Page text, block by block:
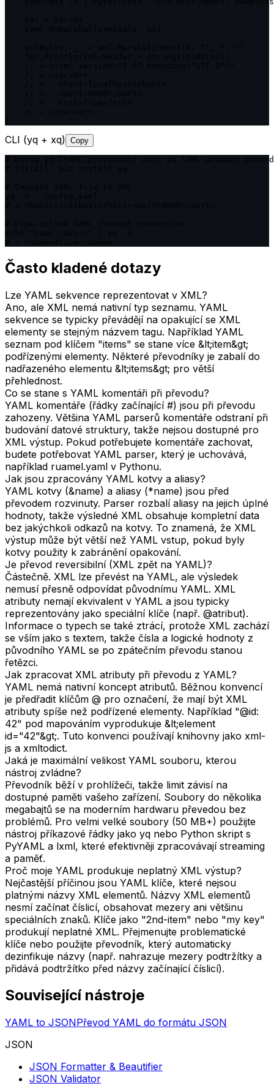
CLI (yq + xq) Copy
# Using yq (YAML processor) with xq (XML wrapper
Často kladené dotazy
Lze YAML sekvence reprezentovat v XML?
Ano, ale XML nemá nativní typ seznamu. YAML
sekvence se typicky převádějí na opakující se XML
elementy se stejným názvem tagu. Například YAML
seznam pod klíčem "items" se stane více &lt;item&gt;
podřízenými elementy. Některé převodníky je zabalí do
nadřazeného elementu &lt;items&gt; pro větší
přehlednost.
Co se stane s YAML komentáři při převodu?
YAML komentáře (řádky začínající #) jsou při převodu
zahozeny. Většina YAML parserů komentáře odstraní při
budování datové struktury, takže nejsou dostupné pro
XML výstup. Pokud potřebujete komentáře zachovat,
budete potřebovat YAML parser, který je uchovává,
například ruamel.yaml v Pythonu.
Jak jsou zpracovány YAML kotvy a aliasy?
YAML kotvy (&name) a aliasy (*name) jsou před
převodem rozvinuty. Parser rozbalí aliasy na jejich úplné
hodnoty, takže výsledné XML obsahuje kompletní data
bez jakýchkoli odkazů na kotvy. To znamená, že XML
výstup může být větší než YAML vstup, pokud byly
kotvy použity k zabránění opakování.
Je převod reversibilní (XML zpět na YAML)?
Částečně. XML lze převést na YAML, ale výsledek
nemusí přesně odpovídat původnímu YAML. XML
atributy nemají ekvivalent v YAML a jsou typicky
reprezentovány jako speciální klíče (např. @atribut).
Informace o typech se také ztrácí, protože XML zachází
se vším jako s textem, takže čísla a logické hodnoty z
původního YAML se po zpátečním převodu stanou
řetězci.
Jak zpracovat XML atributy při převodu z YAML?
YAML nemá nativní koncept atributů. Běžnou konvencí
je předřadit klíčům @ pro označení, že mají být XML
atributy spíše než podřízené elementy. Například "@id:
42" pod mapováním vyprodukuje &lt;element
id="42"&gt;. Tuto konvenci používají knihovny jako xml-
js a xmltodict.
Jaká je maximální velikost YAML souboru, kterou
nástroj zvládne?
Převodník běží v prohlížeči, takže limit závisí na
dostupné paměti vašeho zařízení. Soubory do několika
megabajtů se na moderním hardwaru převedou bez
problémů. Pro velmi velké soubory (50 MB+) použijte
nástroj příkazové řádky jako yq nebo Python skript s
PyYAML a lxml, které efektivněji zpracovávají streaming
a paměť.
Proč moje YAML produkuje neplatný XML výstup?
Nejčastější příčinou jsou YAML klíče, které nejsou
platnými názvy XML elementů. Názvy XML elementů
nesmí začínat číslicí, obsahovat mezery ani většinu
speciálních znaků. Klíče jako "2nd-item" nebo "my key"
produkují neplatné XML. Přejmenujte problematické
klíče nebo použijte převodník, který automaticky
dezinfikuje názvy (např. nahrazuje mezery podtržítky a
přidává podtržítko před názvy začínající číslicí).
Související nástroje
YAML to JSONPřevod YAML do formátu JSON
JSON
JSON Formatter & Beautifier
JSON Validator